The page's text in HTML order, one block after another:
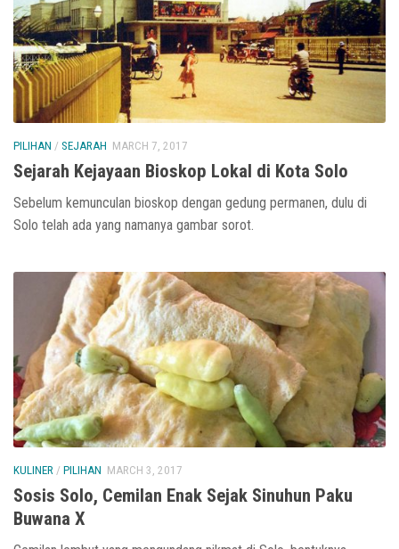
PILIHAN / SEJARAH MARCH 7, 2017
Sejarah Kejayaan Bioskop Lokal di Kota Solo
Sebelum kemunculan bioskop dengan gedung permanen, dulu di
Solo telah ada yang namanya gambar sorot.
KULINER / PILIHAN MARCH 3, 2017
Sosis Solo, Cemilan Enak Sejak Sinuhun Paku
Buwana X